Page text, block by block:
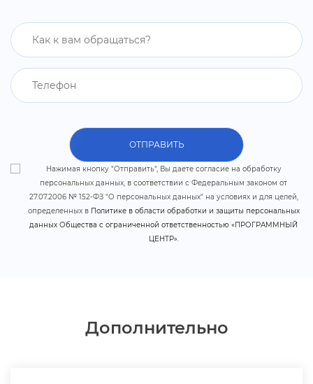
ОТПРАВИТЬ
Нажимая кнопку "Отправить", Вы даете согласие на обработку
персональных данных, в соответствии с Федеральным законом от
27.07.2006 № 152-ФЗ "О персональных данных" на условиях и для целей,
определенных Политике в области обработки и защиты персональных
данных Общества с ограниченной ответственностью «ПРОГРАММНЫЙ
ЦЕНТР».
Дополнительно